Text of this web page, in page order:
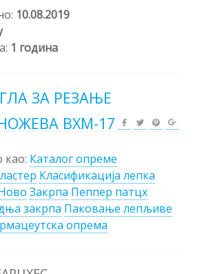
10.08.2019
1 година
ЗА РЕЗАЊЕ
ВХМ-17
као: Каталог опреме
Класификација лепка
Закрпа Пеппер патцх
закрпа Паковање лепљиве
опрема